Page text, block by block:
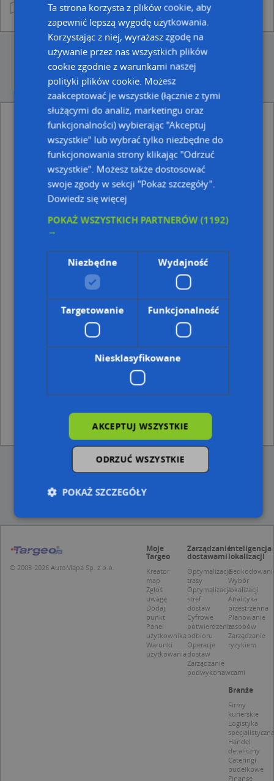
Ulice w pobliżu
Myślibórz, Północna, Ulica (74-300)
Myślibórz, Szarych Szeregów, Ulica (74-300)
Myślibórz, 11 Listopada, Ulica (74-300)
Najbliższe obszary kodów pocztowych
Kod pocztowy 74-300
Sklep Mimoza, Bohaterów Warszawy 70, 74-300
Adresy w pobliżu
Myślibórz, Szarych Szeregów 3, Ulica (74-300) (→ 38 m)
Myślibórz, Szarych Szeregów 3e, Ulica (74-300)
Myślibórz, Szarych Szeregów 4, Ulica (74-300)
Myślibórz, Szarych Szeregów 4A, Ulica (74-300)
Myślibórz, Szarych Szeregów 3d, Ulica (74-300)
Myślibórz, Szarych Szeregów 5, Ulica (74-300)
Myślibórz, Północna 25, Ulica (74-300)
Myślibórz, Szarych Szeregów 8, Ulica (74-300) (→ 163 m)
Myślibórz, Szarych Szeregów 2, Ulica (74-300)
© 2003-2026 AutoMapa Sp. z o.o.
Moje
Targeo
Kreator
map
Zgłoś
uwagę
Dodaj
punkt
Panel
użytkownika
Warunki
użytkowania
Zarządzanie
dostawami
Optymalizacja
trasy
Optymalizacja
stref
dostaw
Cyfrowe
potwierdzenie
odbioru
Operacje
dostaw
Zarządzanie
podwykonawcami
Inteligencja
lokalizacji
Wybór
lokalizacji
Analityka
przestrzenna
Planowanie
zasobów
Zarządzanie
ryzykiem
Branże
Firmy
kurierskie
Logistyka
specjalistyczna
Handel
detaliczny
Cateringi
pudełkowe
Finanse
Ta strona korzysta z plików cookie, aby
zapewnić lepszą wygodę użytkowania.
Korzystając z niej, wyrażasz zgodę na
używanie przez nas wszystkich plików
cookie zgodnie z warunkami naszej
polityki plików cookie. Możesz
zaakceptować je wszystkie (łącznie z tymi
służącymi do analiz, marketingu oraz
funkcjonalności) wybierając "Akceptuj
wszystkie" lub wybrać tylko niezbędne do
funkcjonowania strony klikając "Odrzuć
wszystkie". Możesz także dostosować
swoje zgody w sekcji "Pokaż szczegóły".
Dowiedz się więcej
POKAŻ WSZYSTKICH PARTNERÓW(1192)
→
Niezbędne Wydajność
Targetowanie Funkcjonalność
Niesklasyfikowane
AKCEPTUJ WSZYSTKIE
ODRZUĆ WSZYSTKIE
POKAŻ SZCZEGÓŁY
Niesklasyfikowane
Niezbędne pliki cookie umożliwiają korzystanie z
podstawowych funkcji strony internetowej, takich
jak logowanie użytkownika i zarządzanie kontem.
Bez niezbędnych plików cookie nie można
prawidłowo korzystać ze strony internetowej.
Provider/
Domena
Okres
przechowywania
Sesja
1 rok 1 miesiąc